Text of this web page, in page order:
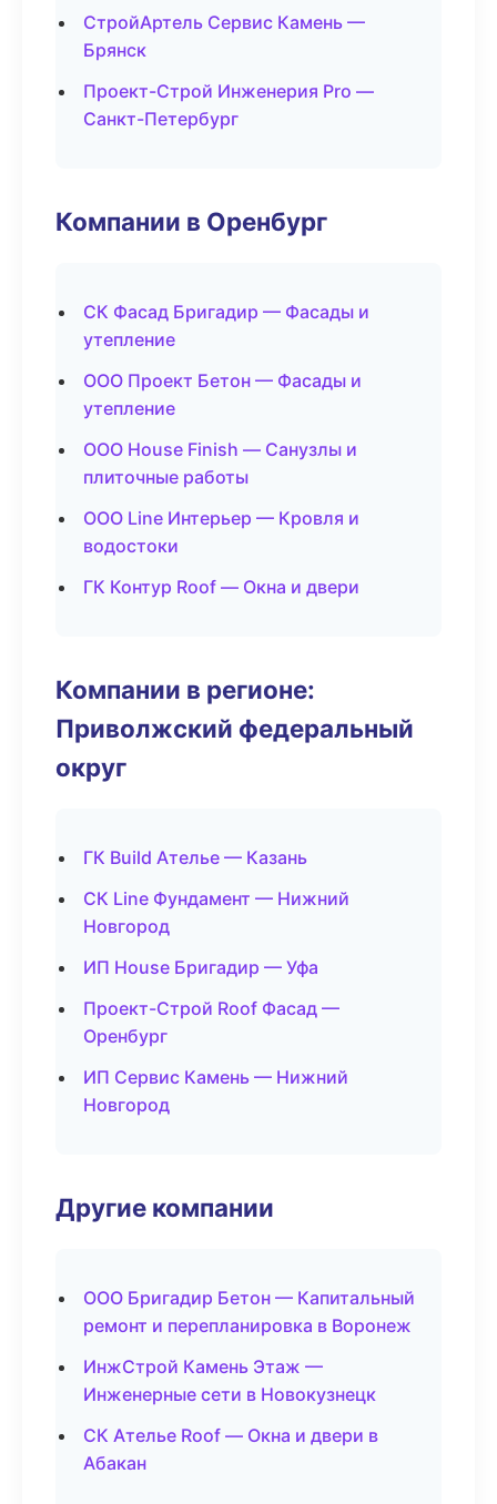
СтройАртель Сервис Камень —
Брянск
Проект-Строй Инженерия Pro —
Санкт-Петербург
Компании в Оренбург
СК Фасад Бригадир — Фасады и
утепление
ООО Проект Бетон — Фасады и
утепление
ООО House Finish — Санузлы и
плиточные работы
ООО Line Интерьер — Кровля и
водостоки
ГК Контур Roof — Окна и двери
Компании в регионе:
Приволжский федеральный
округ
ГК Build Ателье — Казань
СК Line Фундамент — Нижний
Новгород
ИП House Бригадир — Уфа
Проект-Строй Roof Фасад —
Оренбург
ИП Сервис Камень — Нижний
Новгород
Другие компании
ООО Бригадир Бетон — Капитальный
ремонт и перепланировка в Воронеж
ИнжСтрой Камень Этаж —
Инженерные сети в Новокузнецк
СК Ателье Roof — Окна и двери в
Абакан